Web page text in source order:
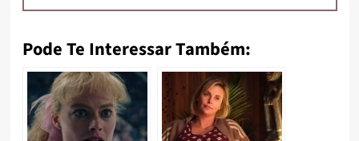
Pode Te Interessar Também: